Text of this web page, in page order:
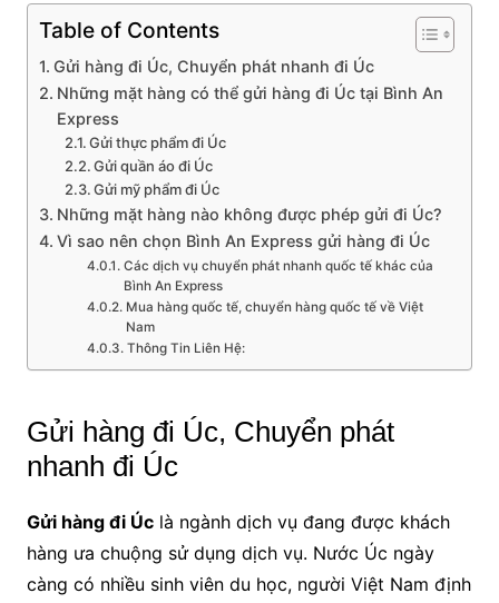
Table of Contents
Gửi hàng đi Úc, Chuyển phát nhanh đi Úc
Những mặt hàng có thể gửi hàng đi Úc tại Bình An
Express
Gửi thực phẩm đi Úc
Gửi quần áo đi Úc
Gửi mỹ phẩm đi Úc
Những mặt hàng nào không được phép gửi đi Úc?
Vì sao nên chọn Bình An Express gửi hàng đi Úc
Các dịch vụ chuyển phát nhanh quốc tế khác của
Bình An Express
Mua hàng quốc tế, chuyển hàng quốc tế về Việt
Nam
Thông Tin Liên Hệ:
Gửi hàng đi Úc, Chuyển phát
nhanh đi Úc
Gửi hàng đi Úclà ngành dịch vụ đang được khách
hàng ưa chuộng sử dụng dịch vụ. Nước Úc ngày
càng có nhiều sinh viên du học, người Việt Nam định